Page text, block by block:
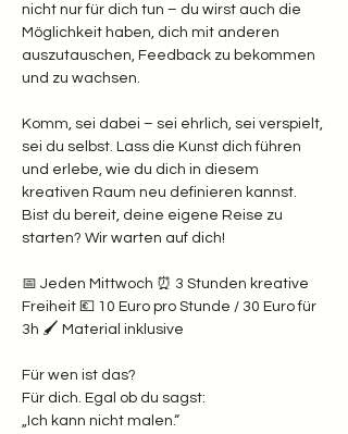
nicht nur für dich tun – du wirst auch die
Möglichkeit haben, dich mit anderen
auszutauschen, Feedback zu bekommen
und zu wachsen.
Komm, sei dabei – sei ehrlich, sei verspielt,
sei du selbst. Lass die Kunst dich führen
und erlebe, wie du dich in diesem
kreativen Raum neu definieren kannst.
Bist du bereit, deine eigene Reise zu
starten? Wir warten auf dich!
📅 Jeden Mittwoch ⏰ 3 Stunden kreative
Freiheit 💶 10 Euro pro Stunde / 30 Euro für
3h 🖌️ Material inklusive
Für wen ist das?
Für dich. Egal ob du sagst:
„Ich kann nicht malen.“